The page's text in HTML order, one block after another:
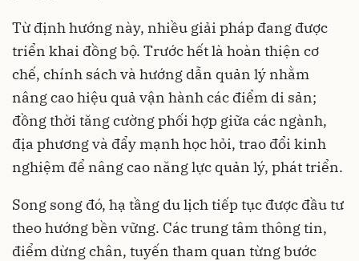
Từ định hướng này, nhiều giải pháp đang được
triển khai đồng bộ. Trước hết là hoàn thiện cơ
chế, chính sách và hướng dẫn quản lý nhằm
nâng cao hiệu quả vận hành các điểm di sản;
đồng thời tăng cường phối hợp giữa các ngành,
địa phương và đẩy mạnh học hỏi, trao đổi kinh
nghiệm để nâng cao năng lực quản lý, phát triển.
Song song đó, hạ tầng du lịch tiếp tục được đầu tư
theo hướng bền vững. Các trung tâm thông tin,
điểm dừng chân, tuyến tham quan từng bước